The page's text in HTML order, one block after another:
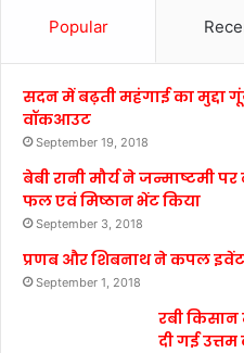
Popular
सदन में बढ़ती महंगाई का मुद्दा
वॉकआउट
September 19, 2018
बेबी रानी मौर्य ने जन्माष्टमी
फल एवं मिष्ठान भेंट किया
September 3, 2018
प्रणब और शिबनाथ ने कपल
September 1, 2018
रबी
दी गई